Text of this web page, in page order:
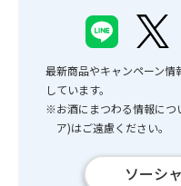
最新商品やキャンペーン情
しています。
※お酒にまつわる情報につ
ア)はご遠慮ください。
ソーシ